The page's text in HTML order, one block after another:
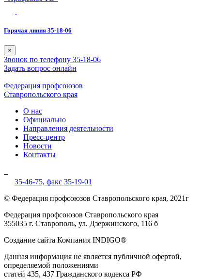
Горячая линия 35-18-06
×
Звонок по телефону 35-18-06
Задать вопрос онлайн
Федерация профсоюзов
Ставропольского края
О нас
Официально
Направления деятельности
Пресс-центр
Новости
Контакты
35-46-75, факс 35-19-01
© Федерация профсоюзов Ставропольского края, 2021г
Федерация профсоюзов Ставропольского края
355035 г. Ставрополь, ул. Дзержинского, 116 б
Создание сайта Компания INDIGO®
Данная информация не является публичной офертой,
определяемой положениями
статей 435, 437 Гражданского кодекса РФ